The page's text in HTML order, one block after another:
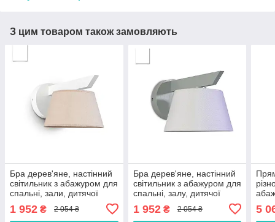
З цим товаром також замовляють
Бра дерев'яне, настінний
світильник з абажуром для
спальні, зали, дитячої
1 952 ₴ 2 054 ₴
Бра дерев'яне, настінний
світильник з абажуром для
спальні, залу, дитячої
1 952₴ 2 054 ₴ 5